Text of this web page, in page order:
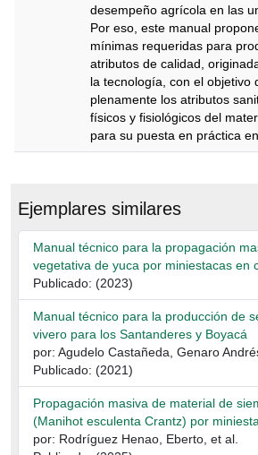
desempeño agrícola en las
Por eso, este manual
mínimas requeridas para
atributos de calidad,
la tecnología, con el objetivo
plenamente los atributos
físicos y ­fisiológicos del
para su puesta en práctica
Ejemplares similares
Manual técnico para la propagación
vegetativa de yuca por miniestacas en
Publicado: (2023)
Manual técnico para la producción de
vivero para los Santanderes y Boyacá
por: Agudelo Castañeda, Genaro
Publicado: (2021)
Propagación masiva de material de
(Manihot esculenta Crantz) por
por: Rodríguez Henao, Eberto, et al.